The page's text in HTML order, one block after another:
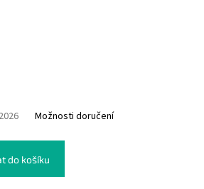
Možnosti doručení
do košíku